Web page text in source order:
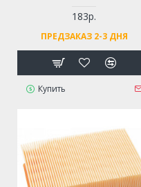
183р.
ПРЕДЗАКАЗ 2-3 ДНЯ
Купить